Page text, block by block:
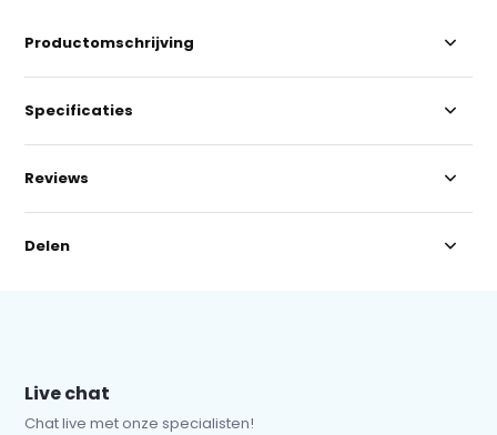
Productomschrijving
Specificaties
Reviews
Delen
Live chat
Chat live met onze specialisten!